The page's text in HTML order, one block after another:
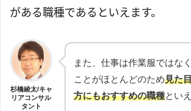
がある職種であるといえます。
杉橋綾太/キャ
リアコンサル
タント
また、仕事は作業服ではな
ことがほとんどのため見た
方にもおすすめの職種とい